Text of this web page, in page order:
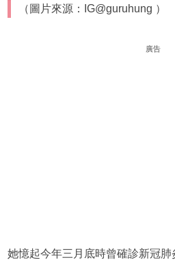
（圖片來源：IG@guruhung ）
廣告
她憶起今年三月底時曾確診新冠